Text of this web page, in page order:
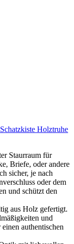
Holztruhe
Staurraum für
Briefe, oder andere
sicher, je nach
oder dem
und schützt den
aus Holz gefertigt.
und
authentischen